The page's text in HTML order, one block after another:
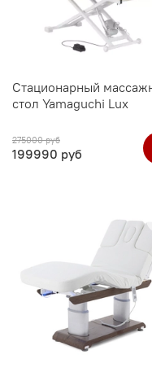
Стационарный
стол Yamaguchi Lux
275000 руб
199990 руб